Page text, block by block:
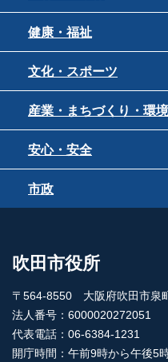
健康・福祉
文化・スポーツ
産業・まちづくり・環境
安心・安全
市政
吹田市役所
〒564-8550 大阪府吹田市泉
法人番号：6000020272051
代表電話：06-6384-1231
開庁時間：午前9時から午後5